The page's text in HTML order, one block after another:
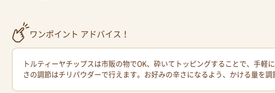
ワンポイント アドバイス！
トルティーヤチップスは市販の物でOK、砕いてトッピングすることで、手軽
さの調節はチリパウダーで行えます。お好みの辛さになるよう、かける量を調